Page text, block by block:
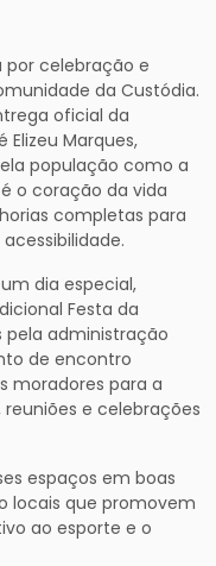
celebração e
da Custódia.
oficial da
Marques,
população como a
o coração da vida
completas para
dia especial,
Festa da
pela administração
de encontro
moradores para a
e celebrações
espaços em boas
locais que promovem
ao esporte e o